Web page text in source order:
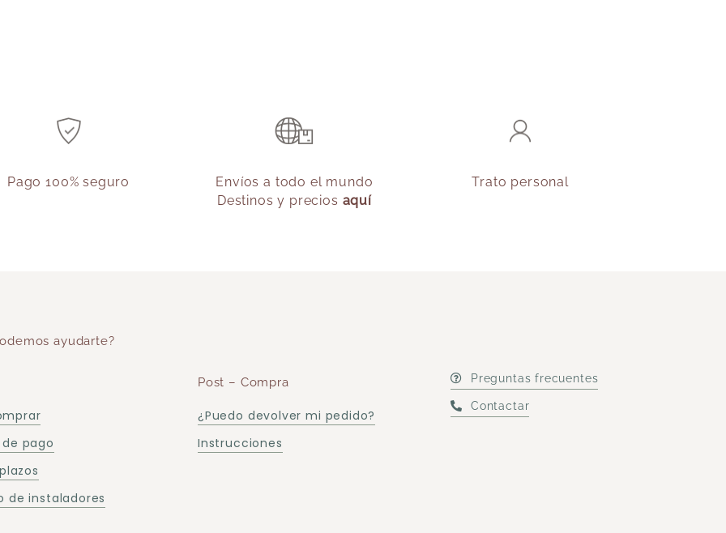
Pago 100% seguro
Envíos a todo el mundo
Destinos y precios aquí
Trato personal
ayudarte?
pago
de instaladores
Post – Compra
¿Puedo devolver mi pedido?
Instrucciones
Preguntas frecuentes
Contactar